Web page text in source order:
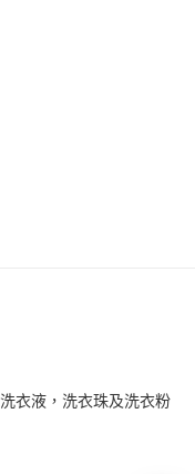
洗衣液，洗衣珠及洗衣粉